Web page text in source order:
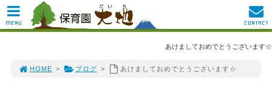
あけましておめでとうございます☆
HOME > ブログ > あけましておめでとうございます☆
MENU CONTACT